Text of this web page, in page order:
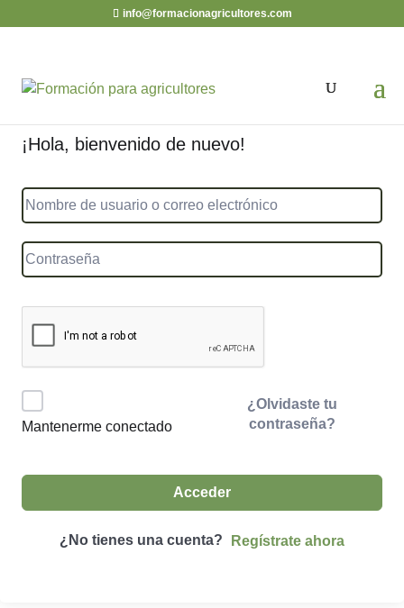
info@formacionagricultores.com
¡Hola, bienvenido de nuevo!
Mantenerme conectado
¿Olvidaste tu
contraseña?
Acceder
¿No tienes una cuenta? Regístrate ahora